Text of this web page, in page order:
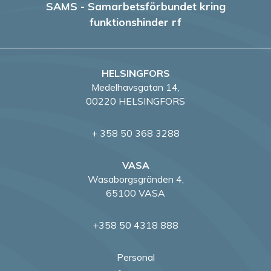
i
SAMS - Samarbetsförbundet kring
funktionshinder rf
HELSINGFORS
Medelhavsgatan 14,
00220 HELSINGFORS
+ 358 50 368 3288
VASA
Wasaborgsgränden 4,
65100 VASA
+358 50 4318 888
Personal